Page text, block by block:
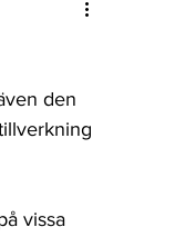
den
vissa